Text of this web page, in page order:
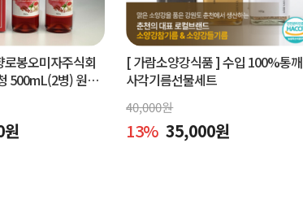
봉오미자주식회
500mL(2병) 원액
자]
원
[ 가람소양강식품 ]수입 100%통깨
사각기름선물세트
40,000원
13% 35,000원